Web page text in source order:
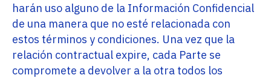
harán uso alguno de la Información Confidencial
de una manera que no esté relacionada con
estos términos y condiciones. Una vez que la
relación contractual expire, cada Parte se
compromete a devolver a la otra todos los